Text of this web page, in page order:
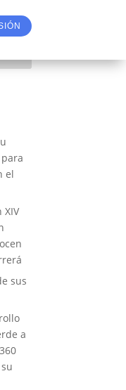
el
XIV
sus
a